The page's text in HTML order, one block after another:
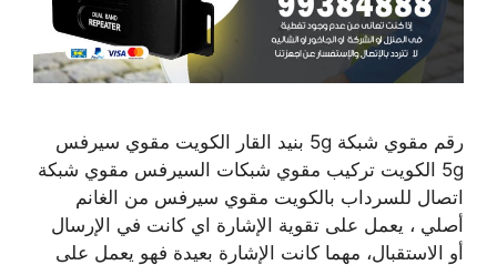
رقم مقوي شبكة 5g بنيد القار الكويت مقوي سيرفس
5g الكويت تركيب مقوي شبكات السيرفس مقوي شبكة
اتصال للسرداب بالكويت مقوي سيرفس من الغانم
أصلي ، يعمل على تقوية الإشارة اي كانت في الإرسال
أو الاستقبال، مهما كانت الإشارة بعيدة فهو يعمل على